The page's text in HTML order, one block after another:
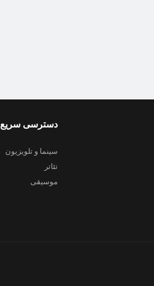
دسترسی سریع
سینما و تلویزیون
تئاتر
موسیقی